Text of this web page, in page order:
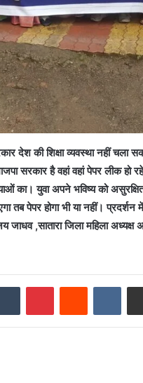
देश की शिक्षा व्यवस्था नहीं चला
सरकार है वहां वहां पेपर लीक
का। युवा अपने भविष्य को
तब पेपर होगा भी या नहीं।
,सातारा जिला महिला अध्यक्ष
Tumblr PinterestReddit